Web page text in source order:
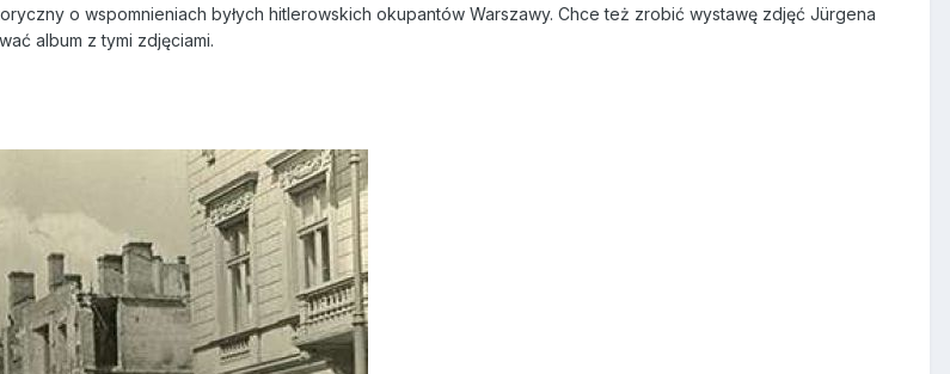
o wspomnieniach byłych hitlerowskich okupantów Warszawy. Chce też zrobić wystawę zdjęć Jürgena
album z tymi zdjęciami.